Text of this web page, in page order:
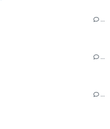
…
…
…